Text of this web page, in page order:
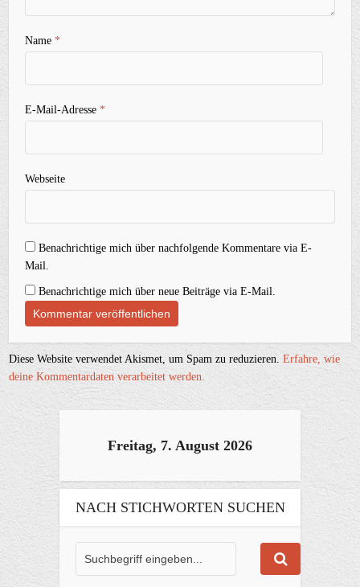
Name*
E-Mail-Adresse*
Webseite
Benachrichtige mich über nachfolgende Kommentare via E-
Mail.
Benachrichtige mich über neue Beiträge via E-Mail.
Diese Website verwendet Akismet, um Spam zu reduzieren.Erfahre, wie
deine Kommentardaten verarbeitet werden.
Freitag, 7. August 2026
NACH STICHWORTEN SUCHEN